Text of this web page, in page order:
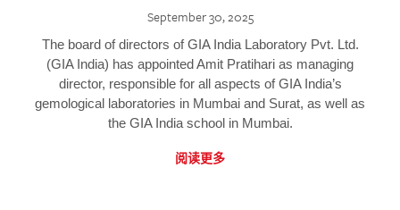
September 30, 2025
The board of directors of GIA India Laboratory Pvt. Ltd.
(GIA India) has appointed Amit Pratihari as managing
director, responsible for all aspects of GIA India’s
gemological laboratories in Mumbai and Surat, as well as
the GIA India school in Mumbai.
阅读更多